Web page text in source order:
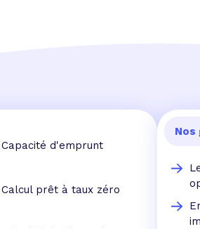
Capacité d'emprunt
Calcul prêt à taux zéro
Nos